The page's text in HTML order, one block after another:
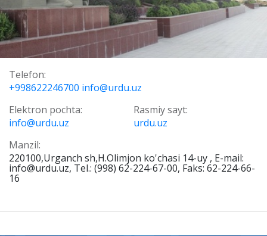
Telefon:
+998622246700 info@urdu.uz
Elektron pochta:
info@urdu.uz
Rasmiy sayt:
urdu.uz
Manzil:
220100,Urganch sh,H.Olimjon ko'chasi 14-uy , E-mail:
info@urdu.uz, Tel.: (998) 62-224-67-00, Faks: 62-224-66-
16